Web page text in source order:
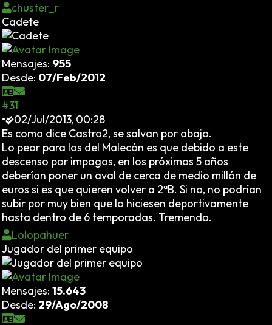
chuster_r
Cadete
Mensajes: 955
Desde: 07/Feb/2012
#31
•
02/Jul/2013, 00:28
Es como dice Castro2, se salvan por abajo.
Lo peor para los del Malecón es que debido a este
descenso por impagos, en los próximos 5 años
deberían poner un aval de cerca de medio millón de
euros si es que quieren volver a 2ªB. Si no, no podrían
subir por muy bien que lo hiciesen deportivamente
hasta dentro de 6 temporadas. Tremendo.
Lolopahuer
Jugador del primer equipo
Mensajes: 15.643
Desde: 29/Ago/2008